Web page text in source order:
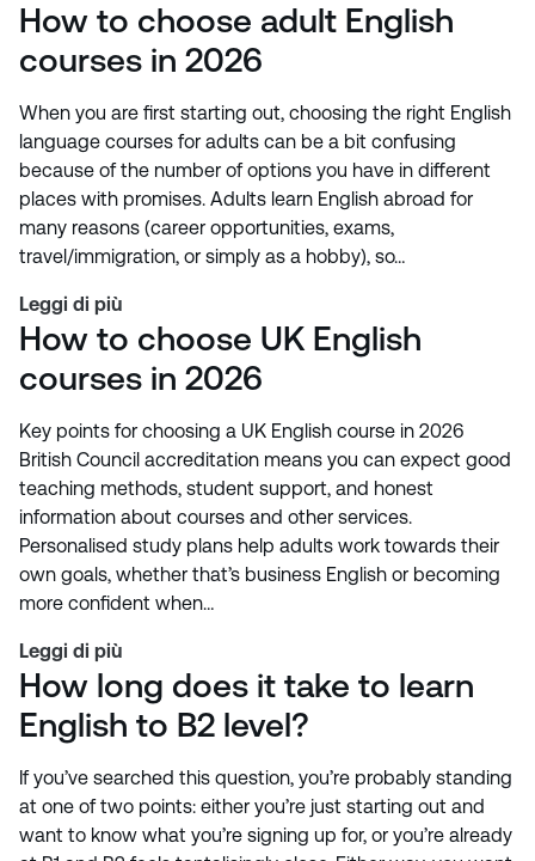
How to choose adult English
courses in 2026
When you are first starting out, choosing the right English
language courses for adults can be a bit confusing
because of the number of options you have in different
places with promises. Adults learn English abroad for
many reasons (career opportunities, exams,
travel/immigration, or simply as a hobby), so…
Leggi di più
How to choose UK English
courses in 2026
Key points for choosing a UK English course in 2026
British Council accreditation means you can expect good
teaching methods, student support, and honest
information about courses and other services.
Personalised study plans help adults work towards their
own goals, whether that’s business English or becoming
more confident when…
Leggi di più
How long does it take to learn
English to B2 level?
If you’ve searched this question, you’re probably standing
at one of two points: either you’re just starting out and
want to know what you’re signing up for, or you’re already